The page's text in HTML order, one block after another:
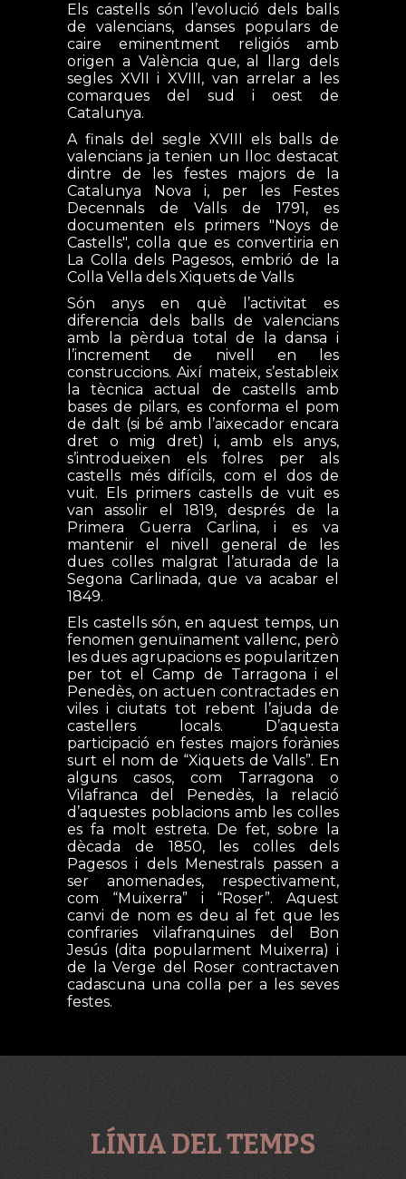
Els castells són l’evolució dels balls
de valencians, danses populars de
caire eminentment religiós amb
origen a València que, al llarg dels
segles XVII i XVIII, van arrelar a les
comarques del sud i oest de
Catalunya.
A finals del segle XVIII els balls de
valencians ja tenien un lloc destacat
dintre de les festes majors de la
Catalunya Nova i, per les Festes
Decennals de Valls de 1791, es
documenten els primers "Noys de
Castells", colla que es convertiria en
La Colla dels Pagesos, embrió de la
Colla Vella dels Xiquets de Valls
Són anys en què l’activitat es
diferencia dels balls de valencians
amb la pèrdua total de la dansa i
l’increment de nivell en les
construccions. Així mateix, s’estableix
la tècnica actual de castells amb
bases de pilars, es conforma el pom
de dalt (si bé amb l’aixecador encara
dret o mig dret) i, amb els anys,
s’introdueixen els folres per als
castells més difícils, com el dos de
vuit. Els primers castells de vuit es
van assolir el 1819, després de la
Primera Guerra Carlina, i es va
mantenir el nivell general de les
dues colles malgrat l’aturada de la
Segona Carlinada, que va acabar el
1849.
Els castells són, en aquest temps, un
fenomen genuïnament vallenc, però
les dues agrupacions es popularitzen
per tot el Camp de Tarragona i el
Penedès, on actuen contractades en
viles i ciutats tot rebent l’ajuda de
castellers locals. D’aquesta
participació en festes majors forànies
surt el nom de “Xiquets de Valls”. En
alguns casos, com Tarragona o
Vilafranca del Penedès, la relació
d’aquestes poblacions amb les colles
es fa molt estreta. De fet, sobre la
dècada de 1850, les colles dels
Pagesos i dels Menestrals passen a
ser anomenades, respectivament,
com “Muixerra” i “Roser”. Aquest
canvi de nom es deu al fet que les
confraries vilafranquines del Bon
Jesús (dita popularment Muixerra) i
de la Verge del Roser contractaven
cadascuna una colla per a les seves
festes.
LÍNIA DEL TEMPS